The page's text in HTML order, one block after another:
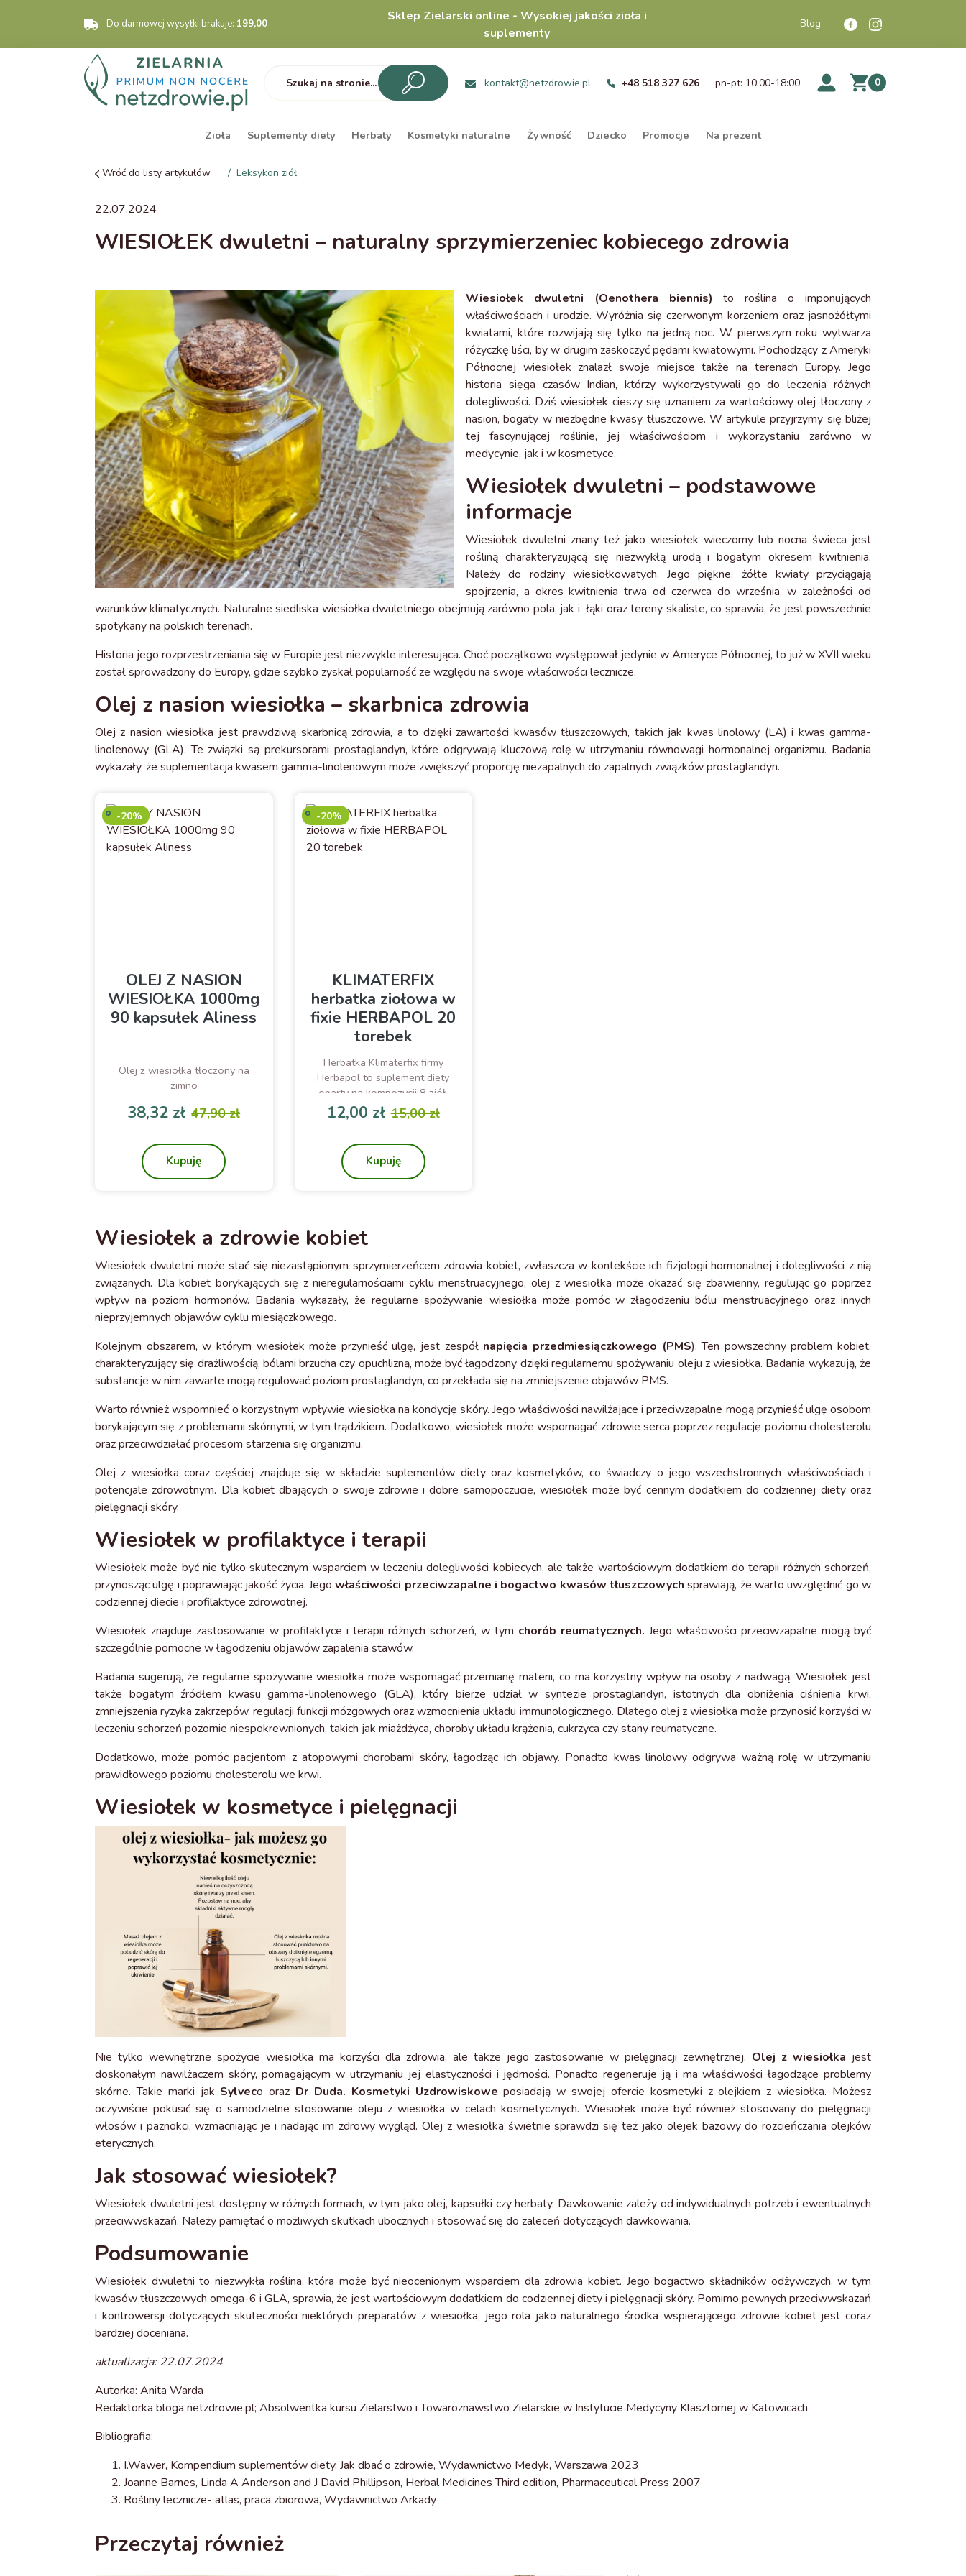
Do darmowej wysyłki brakuje: 199,00
Sklep Zielarski online - Wysokiej jakości zioła i
suplementy
Blog
kontakt@netzdrowie.pl +48 518 327 626 pn-pt: 10:00-18:00 0
Zioła Suplementy diety Herbaty Kosmetyki naturalne Żywność Dziecko Promocje Na prezent
Wróć do listy artykułów Leksykon ziół
22.07.2024
WIESIOŁEK dwuletni – naturalny sprzymierzeniec kobiecego zdrowia
Wiesiołek dwuletni (Oenothera biennis) to roślina o imponujących
właściwościach i urodzie. Wyróżnia się czerwonym korzeniem oraz jasnożółtymi
kwiatami, które rozwijają się tylko na jedną noc. W pierwszym roku wytwarza
różyczkę liści, by w drugim zaskoczyć pędami kwiatowymi. Pochodzący z Ameryki
Północnej wiesiołek znalazł swoje miejsce także na terenach Europy. Jego
historia sięga czasów Indian, którzy wykorzystywali go do leczenia różnych
dolegliwości. Dziś wiesiołek cieszy się uznaniem za wartościowy olej tłoczony z
nasion, bogaty w niezbędne kwasy tłuszczowe. W artykule przyjrzymy się bliżej
tej fascynującej roślinie, jej właściwościom i wykorzystaniu zarówno w
medycynie, jak i w kosmetyce.
Wiesiołek dwuletni – podstawowe
informacje
Wiesiołek dwuletni znany też jako wiesiołek wieczorny lub nocna świeca jest
rośliną charakteryzującą się niezwykłą urodą i bogatym okresem kwitnienia.
Należy do rodziny wiesiołkowatych. Jego piękne, żółte kwiaty przyciągają
spojrzenia, a okres kwitnienia trwa od czerwca do września, w zależności od
warunków klimatycznych. Naturalne siedliska wiesiołka dwuletniego obejmują zarówno pola, jak i łąki oraz tereny skaliste, co sprawia, że jest powszechnie
spotykany na polskich terenach.
Historia jego rozprzestrzeniania się w Europie jest niezwykle interesująca. Choć początkowo występował jedynie w Ameryce Północnej, to już w XVII wieku
został sprowadzony do Europy, gdzie szybko zyskał popularność ze względu na swoje właściwości lecznicze.
Olej z nasion wiesiołka – skarbnica zdrowia
Olej z nasion wiesiołka jest prawdziwą skarbnicą zdrowia, a to dzięki zawartości kwasów tłuszczowych, takich jak kwas linolowy (LA) i kwas gamma-
linolenowy (GLA). Te związki są prekursorami prostaglandyn, które odgrywają kluczową rolę w utrzymaniu równowagi hormonalnej organizmu. Badania
wykazały, że suplementacja kwasem gamma-linolenowym może zwiększyć proporcję niezapalnych do zapalnych związków prostaglandyn.
OLEJ Z NASION
WIESIOŁKA 1000mg
90 kapsułek Aliness
Olej z wiesiołka tłoczony na
zimno
38,32 zł 47,90 zł
Kupuję
-20%
KLIMATERFIX
herbatka ziołowa w
fixie HERBAPOL 20
torebek
Herbatka Klimaterfix firmy
Herbapol to suplement diety
oparty na kompozycji 8 ziół.
Pomoc w radzeniu sobie z
objawami menopauzy
12,00 zł 15,00 zł
Kupuję
-20%
Wiesiołek a zdrowie kobiet
Wiesiołek dwuletni może stać się niezastąpionym sprzymierzeńcem zdrowia kobiet, zwłaszcza w kontekście ich fizjologii hormonalnej i dolegliwości z nią
związanych. Dla kobiet borykających się z nieregularnościami cyklu menstruacyjnego, olej z wiesiołka może okazać się zbawienny, regulując go poprzez
wpływ na poziom hormonów. Badania wykazały, że regularne spożywanie wiesiołka może pomóc w złagodzeniu bólu menstruacyjnego oraz innych
nieprzyjemnych objawów cyklu miesiączkowego.
Kolejnym obszarem, w którym wiesiołek może przynieść ulgę, jest zespół napięcia przedmiesiączkowego (PMS). Ten powszechny problem kobiet,
charakteryzujący się drażliwością, bólami brzucha czy opuchlizną, może być łagodzony dzięki regularnemu spożywaniu oleju z wiesiołka. Badania wykazują, że
substancje w nim zawarte mogą regulować poziom prostaglandyn, co przekłada się na zmniejszenie objawów PMS.
Warto również wspomnieć o korzystnym wpływie wiesiołka na kondycję skóry. Jego właściwości nawilżające i przeciwzapalne mogą przynieść ulgę osobom
borykającym się z problemami skórnymi, w tym trądzikiem. Dodatkowo, wiesiołek może wspomagać zdrowie serca poprzez regulację poziomu cholesterolu
oraz przeciwdziałać procesom starzenia się organizmu.
Olej z wiesiołka coraz częściej znajduje się w składzie suplementów diety oraz kosmetyków, co świadczy o jego wszechstronnych właściwościach i
potencjale zdrowotnym. Dla kobiet dbających o swoje zdrowie i dobre samopoczucie, wiesiołek może być cennym dodatkiem do codziennej diety oraz
pielęgnacji skóry.
Wiesiołek w profilaktyce i terapii
Wiesiołek może być nie tylko skutecznym wsparciem w leczeniu dolegliwości kobiecych, ale także wartościowym dodatkiem do terapii różnych schorzeń,
przynosząc ulgę i poprawiając jakość życia. Jegowłaściwości przeciwzapalne i bogactwo kwasów tłuszczowych sprawiają, że warto uwzględnić go w
codziennej diecie i profilaktyce zdrowotnej.
Wiesiołek znajduje zastosowanie w profilaktyce i terapii różnych schorzeń, w tym chorób reumatycznych. Jego właściwości przeciwzapalne mogą być
szczególnie pomocne w łagodzeniu objawów zapalenia stawów.
Badania sugerują, że regularne spożywanie wiesiołka może wspomagać przemianę materii, co ma korzystny wpływ na osoby z nadwagą. Wiesiołek jest
także bogatym źródłem kwasu gamma-linolenowego (GLA), który bierze udział w syntezie prostaglandyn, istotnych dla obniżenia ciśnienia krwi,
zmniejszenia ryzyka zakrzepów, regulacji funkcji mózgowych oraz wzmocnienia układu immunologicznego. Dlatego olej z wiesiołka może przynosić korzyści w
leczeniu schorzeń pozornie niespokrewnionych, takich jak miażdżyca, choroby układu krążenia, cukrzyca czy stany reumatyczne.
Dodatkowo, może pomóc pacjentom z atopowymi chorobami skóry, łagodząc ich objawy. Ponadto kwas linolowy odgrywa ważną rolę w utrzymaniu
prawidłowego poziomu cholesterolu we krwi.
Wiesiołek w kosmetyce i pielęgnacji
Nie tylko wewnętrzne spożycie wiesiołka ma korzyści dla zdrowia, ale także jego zastosowanie w pielęgnacji zewnętrznej. Olej z wiesiołka jest
doskonałym nawilżaczem skóry, pomagającym w utrzymaniu jej elastyczności i jędrności. Ponadto regeneruje ją i ma właściwości łagodzące problemy
skórne. Takie marki jak Sylveco oraz Dr Duda. Kosmetyki Uzdrowiskowe posiadają w swojej ofercie kosmetyki z olejkiem z wiesiołka. Możesz
oczywiście pokusić się o samodzielne stosowanie oleju z wiesiołka w celach kosmetycznych. Wiesiołek może być również stosowany do pielęgnacji
włosów i paznokci, wzmacniając je i nadając im zdrowy wygląd. Olej z wiesiołka świetnie sprawdzi się też jako olejek bazowy do rozcieńczania olejków
eterycznych.
Jak stosować wiesiołek?
Wiesiołek dwuletni jest dostępny w różnych formach, w tym jako olej, kapsułki czy herbaty. Dawkowanie zależy od indywidualnych potrzeb i ewentualnych
przeciwwskazań. Należy pamiętać o możliwych skutkach ubocznych i stosować się do zaleceń dotyczących dawkowania.
Podsumowanie
Wiesiołek dwuletni to niezwykła roślina, która może być nieocenionym wsparciem dla zdrowia kobiet. Jego bogactwo składników odżywczych, w tym
kwasów tłuszczowych omega-6 i GLA, sprawia, że jest wartościowym dodatkiem do codziennej diety i pielęgnacji skóry. Pomimo pewnych przeciwwskazań
i kontrowersji dotyczących skuteczności niektórych preparatów z wiesiołka, jego rola jako naturalnego środka wspierającego zdrowie kobiet jest coraz
bardziej doceniana.
aktualizacja: 22.07.2024
Autorka: Anita Warda
Redaktorka bloga netzdrowie.pl; Absolwentka kursu Zielarstwo i Towaroznawstwo Zielarskie w Instytucie Medycyny Klasztornej w Katowicach
Bibliografia:
I.Wawer, Kompendium suplementów diety. Jak dbać o zdrowie, Wydawnictwo Medyk, Warszawa 2023
Joanne Barnes, Linda A Anderson and J David Phillipson, Herbal Medicines Third edition, Pharmaceutical Press 2007
Rośliny lecznicze- atlas, praca zbiorowa, Wydawnictwo Arkady
Przeczytaj również